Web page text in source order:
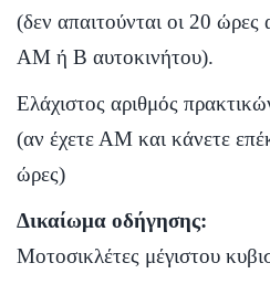
(δεν απαιτούνται οι 20
ΑΜ ή Β αυτοκινήτου).
Ελάχιστος αριθμός
(αν έχετε ΑΜ και κάνετε
ώρες)
Δικαίωμα οδήγησης:
Μοτοσικλέτες μέγιστου